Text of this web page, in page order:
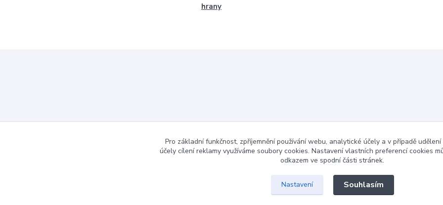
hrany
Pro základní funkčnost, zpříjemnění používání webu, analytické účely a v případě
účely cílení reklamy využíváme soubory cookies. Nastavení vlastních preferencí cookies
odkazem ve spodní části stránek.
Nastavení Souhlasím